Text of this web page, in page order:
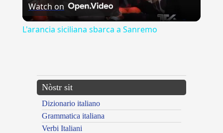
Video
Watch on
L'arancia siciliana sbarca a Sanremo
Nòstr sit
Dizionario italiano
Grammatica italiana
Verbi Italiani